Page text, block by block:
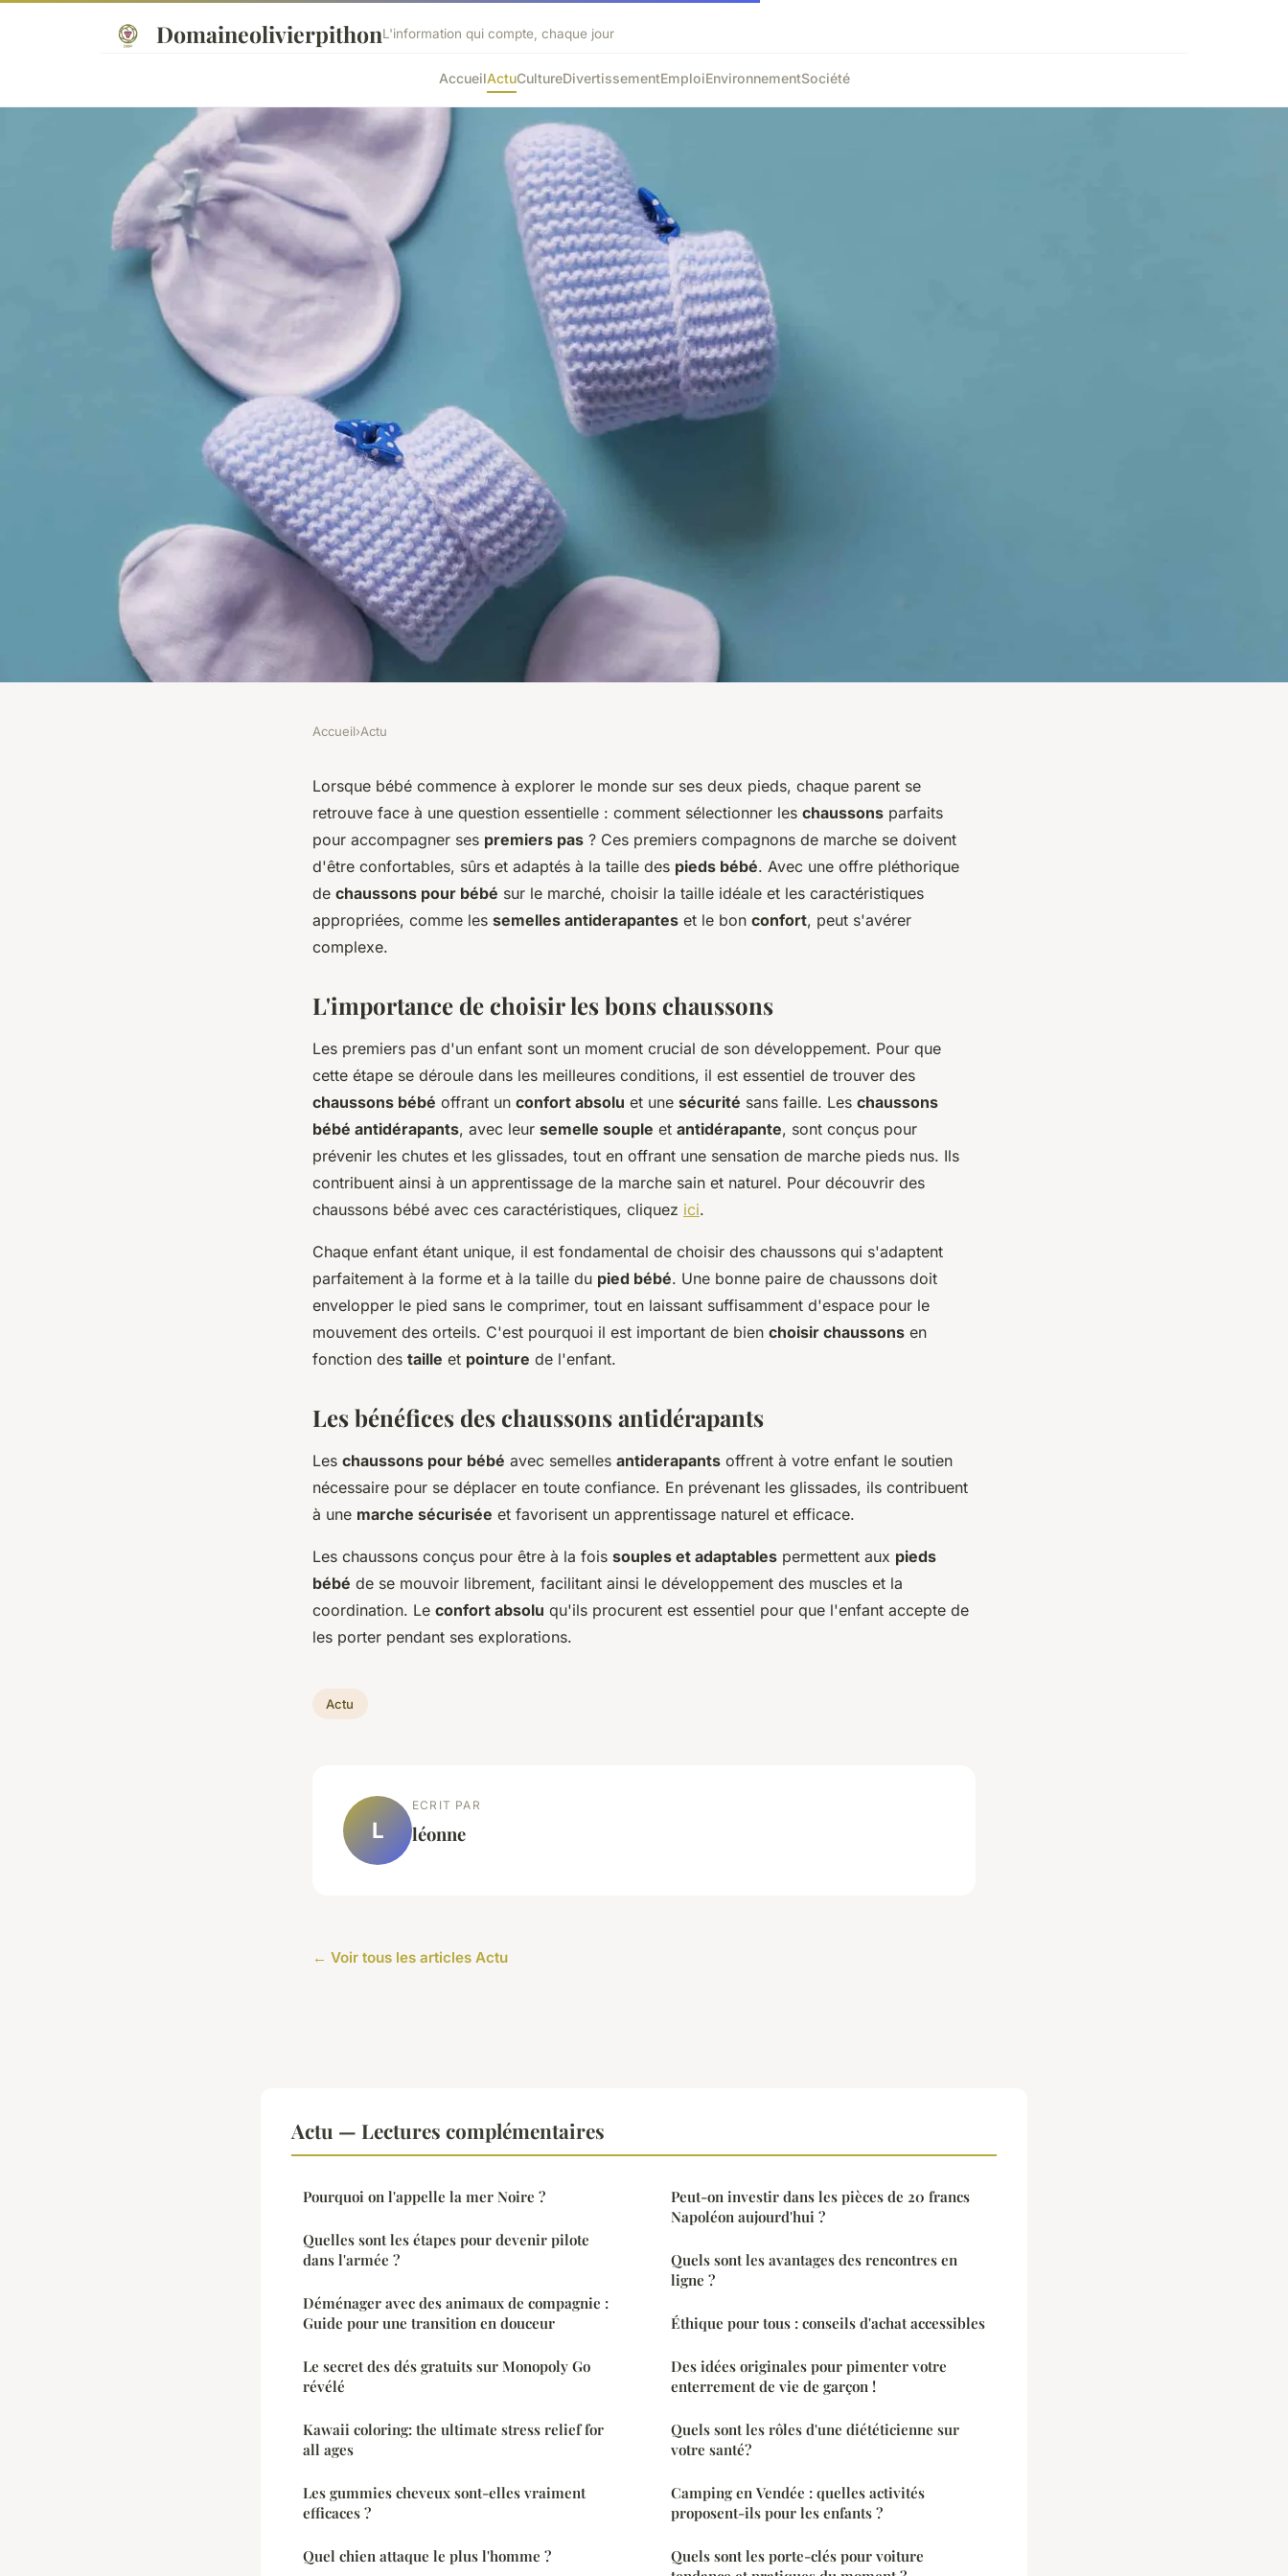
DomaineolivierpithonL'information qui compte, chaque jour
AccueilActuCultureDivertissementEmploiEnvironnementSociété
Comment choisir la taille idéale de
chaussons antidérapants pour bébé?
2 min de lecture
Accueil›Actu
Lorsque bébé commence à explorer le monde sur ses deux pieds, chaque parent se
retrouve face à une question essentielle : comment sélectionner les chaussons parfaits
pour accompagner ses premiers pas ? Ces premiers compagnons de marche se doivent
d'être confortables, sûrs et adaptés à la taille des pieds bébé. Avec une offre pléthorique
de chaussons pour bébé sur le marché, choisir la taille idéale et les caractéristiques
appropriées, comme les semelles antiderapantes et le bon confort, peut s'avérer
complexe.
L'importance de choisir les bons chaussons
Les premiers pas d'un enfant sont un moment crucial de son développement. Pour que
cette étape se déroule dans les meilleures conditions, il est essentiel de trouver des
chaussons bébé offrant un confort absolu et une sécurité sans faille. Les chaussons
bébé antidérapants, avec leur semelle souple et antidérapante, sont conçus pour
prévenir les chutes et les glissades, tout en offrant une sensation de marche pieds nus. Ils
contribuent ainsi à un apprentissage de la marche sain et naturel. Pour découvrir des
chaussons bébé avec ces caractéristiques, cliquez ici.
Chaque enfant étant unique, il est fondamental de choisir des chaussons qui s'adaptent
parfaitement à la forme et à la taille du pied bébé. Une bonne paire de chaussons doit
envelopper le pied sans le comprimer, tout en laissant suffisamment d'espace pour le
mouvement des orteils. C'est pourquoi il est important de bien choisir chaussons en
fonction des taille et pointure de l'enfant.
Les bénéfices des chaussons antidérapants
Les chaussons pour bébé avec semelles antiderapants offrent à votre enfant le soutien
nécessaire pour se déplacer en toute confiance. En prévenant les glissades, ils contribuent
à une marche sécurisée et favorisent un apprentissage naturel et efficace.
Les chaussons conçus pour être à la fois souples et adaptables permettent aux pieds
bébé de se mouvoir librement, facilitant ainsi le développement des muscles et la
coordination. Le confort absolu qu'ils procurent est essentiel pour que l'enfant accepte de
les porter pendant ses explorations.
Actu
L
ECRIT PAR
léonne
← Voir tous les articles Actu
Actu — Lectures complémentaires
Pourquoi on l'appelle la mer Noire ?
Quelles sont les étapes pour devenir pilote
dans l'armée ?
Déménager avec des animaux de compagnie :
Guide pour une transition en douceur
Le secret des dés gratuits sur Monopoly Go
révélé
Kawaii coloring: the ultimate stress relief for
all ages
Les gummies cheveux sont-elles vraiment
efficaces ?
Quel chien attaque le plus l'homme ?
Peut-on investir dans les pièces de 20 francs
Napoléon aujourd'hui ?
Quels sont les avantages des rencontres en
ligne ?
Éthique pour tous : conseils d'achat accessibles
Des idées originales pour pimenter votre
enterrement de vie de garçon !
Quels sont les rôles d'une diététicienne sur
votre santé?
Camping en Vendée : quelles activités
proposent-ils pour les enfants ?
Quels sont les porte-clés pour voiture